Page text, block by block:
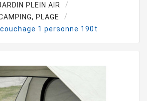
PLEIN AIR
PLAGE
1 personne 190t